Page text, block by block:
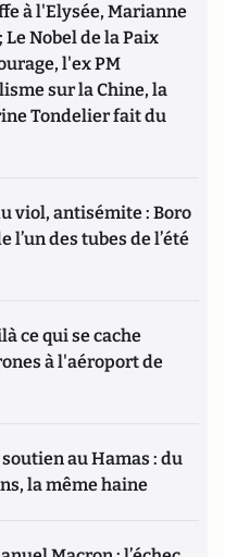
à l'Elysée, Marianne
Nobel de la Paix
l'ex PM
sur la Chine, la
Tondelier fait du
viol, antisémite : Boro
l’un des tubes de l’été
ce qui se cache
à l'aéroport de
au Hamas : du
la même haine